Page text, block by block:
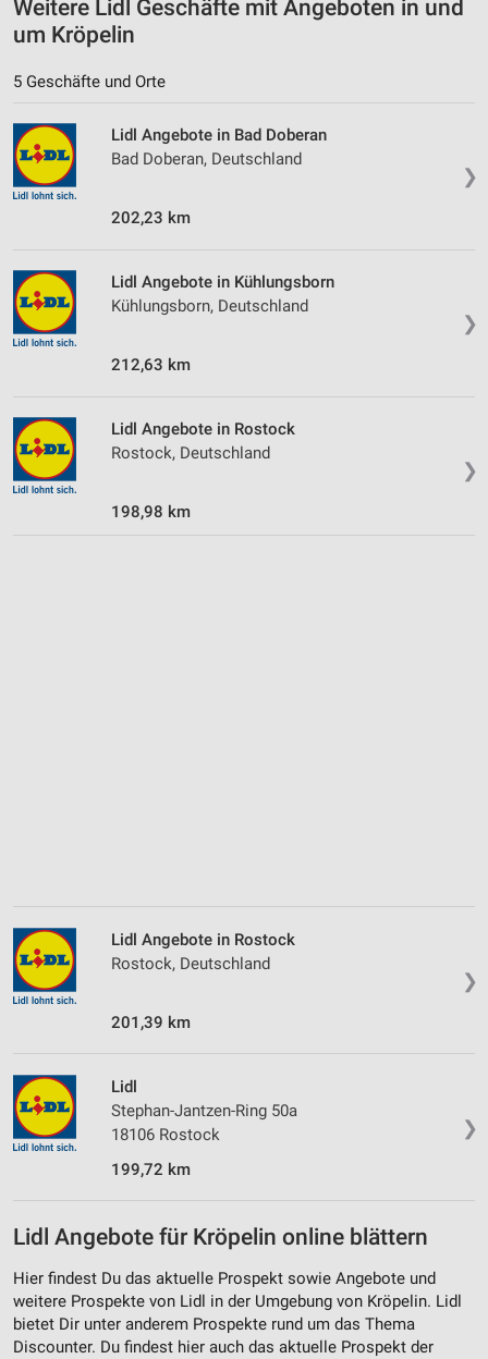
Weitere Lidl Geschäfte mit Angeboten in und
um Kröpelin
5 Geschäfte und Orte
❯
Lidl Angebote in Bad Doberan
Bad Doberan, Deutschland
202,23 km
❯
Lidl Angebote in Kühlungsborn
Kühlungsborn, Deutschland
212,63 km
❯
Lidl Angebote in Rostock
Rostock, Deutschland
198,98 km
❯
Lidl Angebote in Rostock
Rostock, Deutschland
201,39 km
❯
Lidl
Stephan-Jantzen-Ring 50a
18106 Rostock
199,72 km
Lidl Angebote für Kröpelin online blättern
Hier findest Du das aktuelle Prospekt sowie Angebote und
weitere Prospekte von Lidl in der Umgebung von Kröpelin. Lidl
bietet Dir unter anderem Prospekte rund um das Thema
Discounter. Du findest hier auch das aktuelle Prospekt der
Informationen identifizieren
Nicht-IAB-Verarbeitungszwecke:
Notwendig
Performance
Funktional